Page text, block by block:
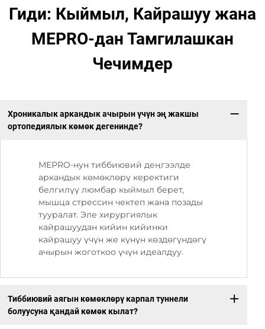
Гиди: Кыймыл, Кайрашуу жана
МЕPRO-дан Тамгилашкан
Чечимдер
Хроникалык аркандык ачырын үчүн эң жакшы
ортопедиялык көмөк дегенинде?
МЕPRO-нун тиббиювий деңгээлде
аркандык көмөклөрү керектиги
белгилүү люмбар кыймыл берет,
мышца стрессин чектеп жана позады
тууралат. Эле хирургиялык
кайрашуудан кийин кийинки
кайрашуу үчүн же күнүн көздөгүндөгү
ачырын жоготкоо үчүн идеалдуу.
Тиббиювий аягын көмөклөрү карпал туннели
болуусуна қандай көмөк кылат?